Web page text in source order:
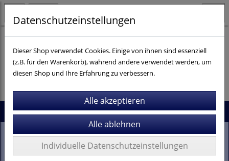
Neu im Shop
Stevens Gavere Com FEQ
2.099,00 € *
Es wurden leider keine Produkte gefunden.
Datenschutzeinstellungen
Dieser Shop verwendet Cookies. Einige von ihnen sind essenziell
(z.B. für den Warenkorb), während andere verwendet werden, um
diesen Shop und Ihre Erfahrung zu verbessern.
Individuelle Datenschutzeinstellungen